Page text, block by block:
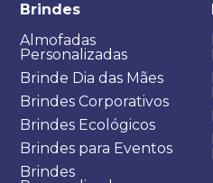
Brindes
Almofadas
Personalizadas
Brinde Dia das Mães
Brindes Corporativos
Brindes Ecológicos
Brindes para Eventos
Brindes